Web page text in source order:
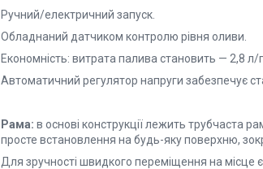
Ручний/електричний запуск.
Обладнаний датчиком контролю рівня оливи.
Економність: витрата палива становить — 2,8 л/
Автоматичний регулятор напруги забезпечує
Рама: в основі конструкції лежить трубчаста
просте встановлення на будь-яку поверхню,
Для зручності швидкого переміщення на місце